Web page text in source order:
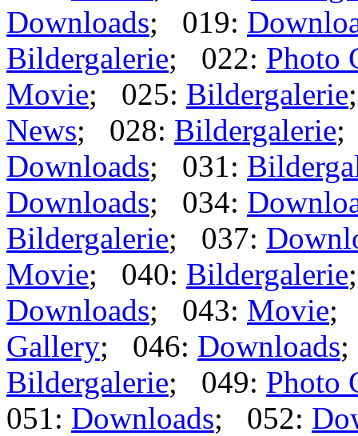
Downloads; 019:
Bildergalerie; 022: Photo
Movie; 025: Bildergalerie
News; 028: Bildergalerie;
Downloads; 031:
Downloads; 034:
Bildergalerie; 037:
Movie; 040: Bildergalerie
Downloads; 043: Movie;
Gallery; 046: Downloads
Bildergalerie; 049: Photo
051: Downloads; 052: